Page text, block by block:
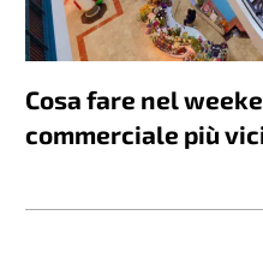
Cosa fare nel
commerciale più